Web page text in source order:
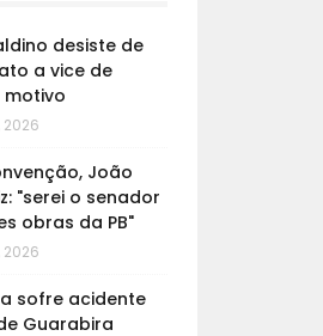
desiste de
a vice de
motivo
João
"serei o senador
obras da PB"
sofre acidente
Guarabira